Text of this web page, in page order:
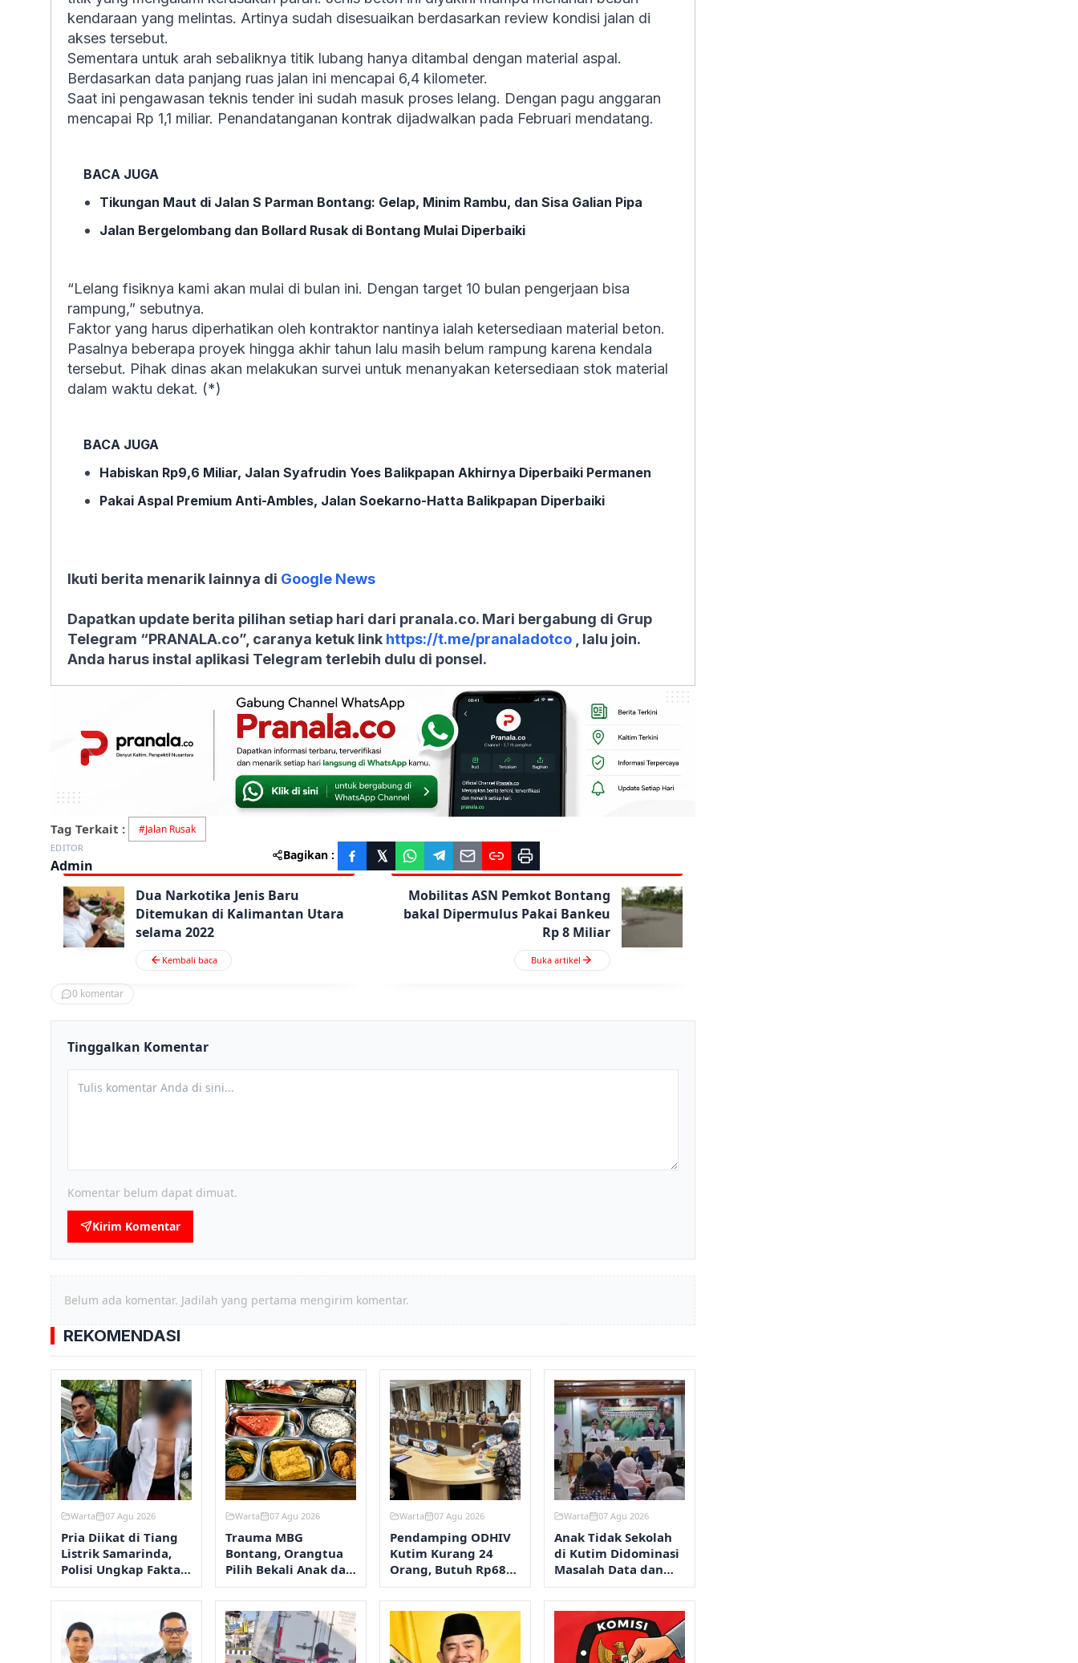
kendaraan yang melintas. Artinya sudah disesuaikan berdasarkan review kondisi jalan di
akses tersebut.
Sementara untuk arah sebaliknya titik lubang hanya ditambal dengan material aspal.
Berdasarkan data panjang ruas jalan ini mencapai 6,4 kilometer.
Saat ini pengawasan teknis tender ini sudah masuk proses lelang. Dengan pagu anggaran
mencapai Rp 1,1 miliar. Penandatanganan kontrak dijadwalkan pada Februari mendatang.
BACA JUGA
Tikungan Maut di Jalan S Parman Bontang: Gelap, Minim Rambu, dan Sisa Galian Pipa
Jalan Bergelombang dan Bollard Rusak di Bontang Mulai Diperbaiki
“Lelang fisiknya kami akan mulai di bulan ini. Dengan target 10 bulan pengerjaan bisa
rampung,” sebutnya.
Faktor yang harus diperhatikan oleh kontraktor nantinya ialah ketersediaan material beton.
Pasalnya beberapa proyek hingga akhir tahun lalu masih belum rampung karena kendala
tersebut. Pihak dinas akan melakukan survei untuk menanyakan ketersediaan stok material
dalam waktu dekat. (*)
BACA JUGA
Habiskan Rp9,6 Miliar, Jalan Syafrudin Yoes Balikpapan Akhirnya Diperbaiki Permanen
Pakai Aspal Premium Anti-Ambles, Jalan Soekarno-Hatta Balikpapan Diperbaiki
Ikuti berita menarik lainnya di Google News
Dapatkan update berita pilihan setiap hari dari pranala.co. Mari bergabung di Grup
Telegram “PRANALA.co”, caranya ketuk link https://t.me/pranaladotco , lalu join.
Anda harus instal aplikasi Telegram terlebih dulu di ponsel.
Tag Terkait : #Jalan Rusak
EDITOR
Admin
Bagikan :
Dua Narkotika Jenis Baru
Ditemukan di Kalimantan Utara
selama 2022
Kembali baca
Mobilitas ASN Pemkot Bontang
bakal Dipermulus Pakai Bankeu
Rp 8 Miliar
Buka artikel
0 komentar
Tinggalkan Komentar
Komentar belum dapat dimuat.
Kirim Komentar
Belum ada komentar. Jadilah yang pertama mengirim komentar.
REKOMENDASI
Warta 07 Agu 2026
Pria Diikat di Tiang
Listrik Samarinda,
Polisi Ungkap Fakta
Sebenarnya
Warta 07 Agu 2026
Trauma MBG
Bontang, Orangtua
Pilih Bekali Anak dari
Rumah
Warta 07 Agu 2026
Pendamping ODHIV
Kutim Kurang 24
Orang, Butuh Rp680
Juta per Tahun
Warta 07 Agu 2026
Anak Tidak Sekolah
di Kutim Didominasi
Masalah Data dan
Migrasi Penduduk